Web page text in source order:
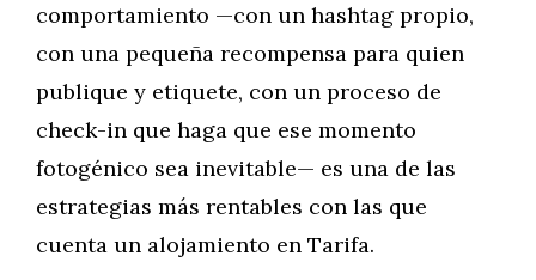
comportamiento —con un hashtag propio,
con una pequeña recompensa para quien
publique y etiquete, con un proceso de
check-in que haga que ese momento
fotogénico sea inevitable— es una de las
estrategias más rentables con las que
cuenta un alojamiento en Tarifa.